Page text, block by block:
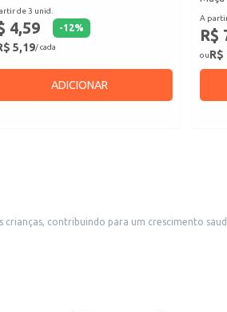
de 3 unid.
4,59 -12%
5,19/ cada
ADICIONAR
A
R$
ouR$
contribuindo para um crescimento